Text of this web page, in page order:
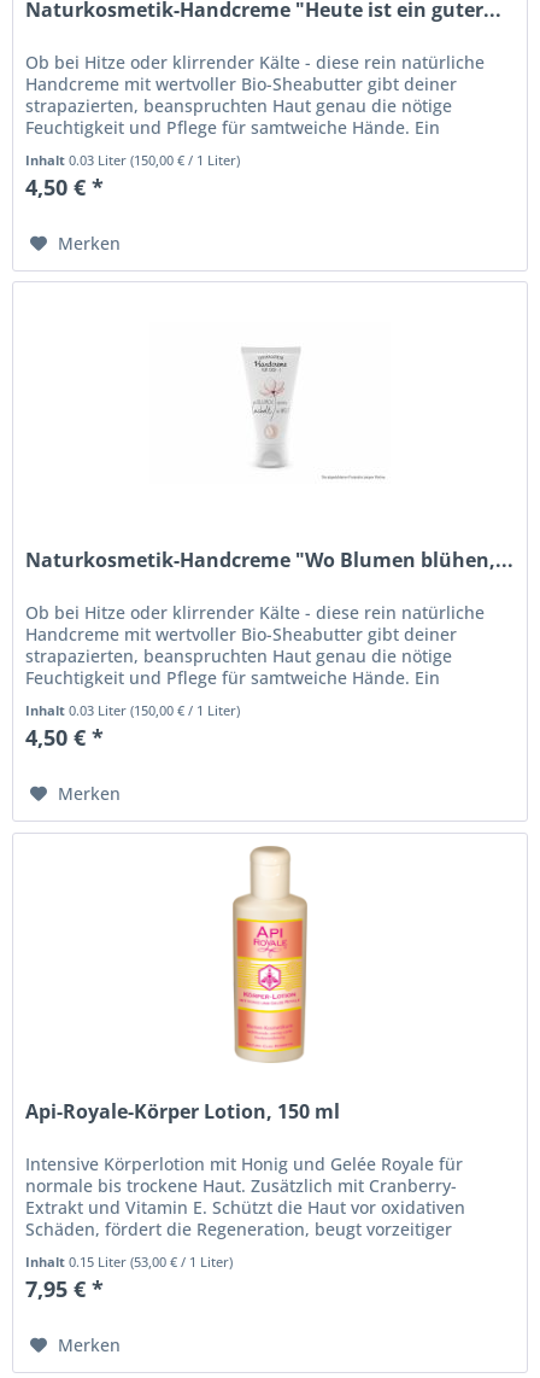
Naturkosmetik-Handcreme "Heute ist ein guter...
Ob bei Hitze oder klirrender Kälte - diese rein natürliche
Handcreme mit wertvoller Bio-Sheabutter gibt deiner
strapazierten, beanspruchten Haut genau die nötige
Feuchtigkeit und Pflege für samtweiche Hände. Ein
Inhalt0.03 Liter(150,00 € / 1 Liter)
4,50 € *
Merken
Naturkosmetik-Handcreme "Wo Blumen blühen,...
Ob bei Hitze oder klirrender Kälte - diese rein natürliche
Handcreme mit wertvoller Bio-Sheabutter gibt deiner
strapazierten, beanspruchten Haut genau die nötige
Feuchtigkeit und Pflege für samtweiche Hände. Ein
pflegendes Geschenk -...
Inhalt0.03 Liter(150,00 € / 1 Liter)
4,50 € *
Merken
Api-Royale-Körper Lotion, 150 ml
Intensive Körperlotion mit Honig und Gelée Royale für
normale bis trockene Haut. Zusätzlich mit Cranberry-
Extrakt und Vitamin E. Schützt die Haut vor oxidativen
Schäden, fördert die Regeneration, beugt vorzeitiger
Alterung vor und...
Inhalt0.15 Liter(53,00 € / 1 Liter)
7,95 € *
Merken